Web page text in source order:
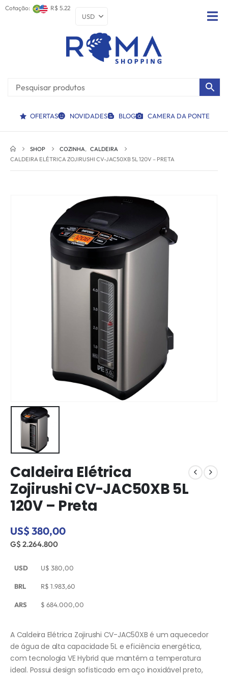
Cotação: R$ 5.22
OFERTAS NOVIDADES BLOG CAMERA DA PONTE
SHOP COZINHA, CALDEIRA
CALDEIRA ELÉTRICA ZOJIRUSHI CV-JAC50XB 5L 120V – PRETA
Caldeira Elétrica
Zojirushi CV-JAC50XB 5L
120V – Preta
US$ 380,00
G$ 2.264.800
USD U$ 380,00
BRL R$ 1.983,60
ARS $ 684.000,00
A Caldeira Elétrica Zojirushi CV-JAC50XB é um aquecedor
de água de alta capacidade 5L e eficiência energética,
com tecnologia VE Hybrid que mantém a temperatura
ideal. Possui design sofisticado em aço inoxidável preto,